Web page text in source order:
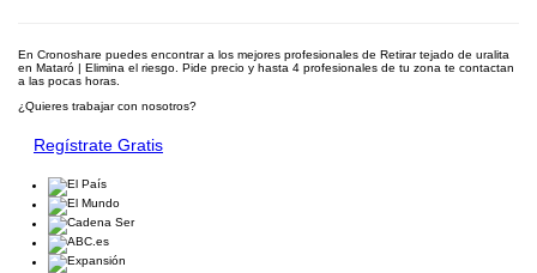
En Cronoshare puedes encontrar a los mejores profesionales de Retirar tejado de uralita
en Mataró | Elimina el riesgo. Pide precio y hasta 4 profesionales de tu zona te contactan
a las pocas horas.
¿Quieres trabajar con nosotros?
Regístrate Gratis